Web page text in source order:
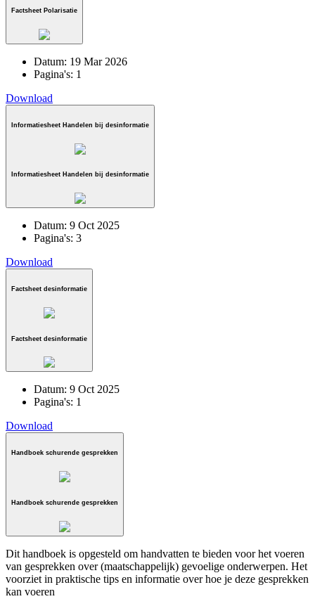
Factsheet Polarisatie
Datum: 19 Mar 2026
Pagina's: 1
Download
Informatiesheet Handelen bij desinformatie
Informatiesheet Handelen bij desinformatie
Datum: 9 Oct 2025
Pagina's: 3
Download
Factsheet desinformatie
Factsheet desinformatie
Datum: 9 Oct 2025
Pagina's: 1
Download
Handboek schurende gesprekken
Handboek schurende gesprekken
Dit handboek is opgesteld om handvatten te bieden voor het voeren
van gesprekken over (maatschappelijk) gevoelige onderwerpen. Het
voorziet in praktische tips en informatie over hoe je deze gesprekken
kan voeren